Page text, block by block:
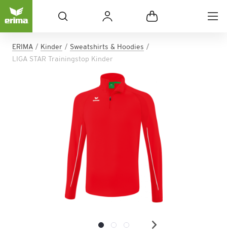
ERIMA Kinder
Sweatshirts & Hoodies
LIGA STAR Trainingstop Kinder